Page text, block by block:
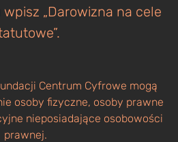
„Darowizna na cele
Centrum Cyfrowe mogą
osoby fizyczne, osoby prawne
nieposiadające osobowości
prawnej.